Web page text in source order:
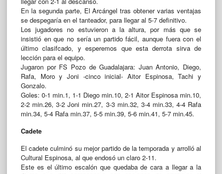
En la segunda parte, El Arcángel tras obtener varias ventajas
se despegaría en el tanteador, para llegar al 5-7 definitivo.
Los jugadores no estuvieron a la altura, por más que se
insistió en que no sería un partido fácil, aunque fuera con el
último clasifcado, y esperemos que esta derrota sirva de
lección para el equipo.
Jugaron por FS Pozo de Guadalajara: Juan Antonio, Diego,
Rafa, Moro y Joni -cinco inicial- Aitor Espinosa, Tachi y
Gonzalo.
Goles: 0-1 min.1, 1-1 Diego min.10, 2-1 Aitor Espinosa min.10,
2-2 min.26, 3-2 Joni min.27, 3-3 min.32, 3-4 min.33, 4-4 Rafa
min.34, 5-4 Rafa min.37, 5-5 min.39, 5-6 min.41, 5-7 min.45.
Cadete
El cadete culminó su mejor partido de la temporada y arrolló al
Cultural Espinosa, al que endosó un claro 2-11.
Este es el último escalón que quedaba de cara a llegar a la